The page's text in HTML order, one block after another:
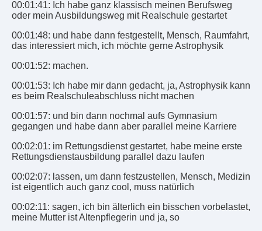
00:01:41: Ich habe ganz klassisch meinen Berufsweg
oder mein Ausbildungsweg mit Realschule gestartet
00:01:48: und habe dann festgestellt, Mensch, Raumfahrt,
das interessiert mich, ich möchte gerne Astrophysik
00:01:52: machen.
00:01:53: Ich habe mir dann gedacht, ja, Astrophysik kann
es beim Realschuleabschluss nicht machen
00:01:57: und bin dann nochmal aufs Gymnasium
gegangen und habe dann aber parallel meine Karriere
00:02:01: im Rettungsdienst gestartet, habe meine erste
Rettungsdienstausbildung parallel dazu laufen
00:02:07: lassen, um dann festzustellen, Mensch, Medizin
ist eigentlich auch ganz cool, muss natürlich
00:02:11: sagen, ich bin älterlich ein bisschen vorbelastet,
meine Mutter ist Altenpflegerin und ja, so